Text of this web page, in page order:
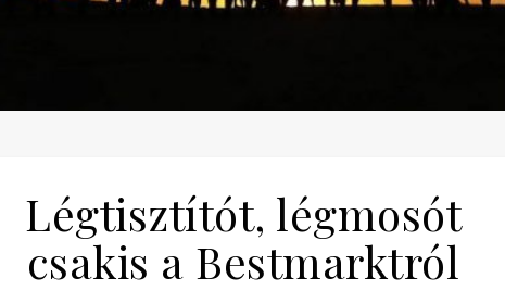
Légtisztítót, légmosót
csakis a Bestmarktról